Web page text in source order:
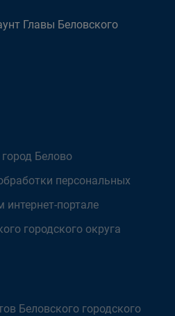
Главы Беловского
Белово
персональных
портале
городского округа
Беловского городского